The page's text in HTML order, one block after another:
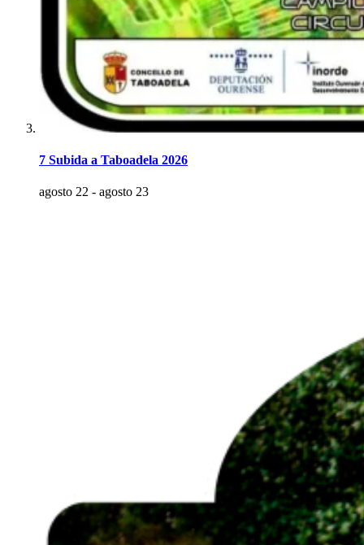
7 Subida a Taboadela 2026
agosto 22 - agosto 23